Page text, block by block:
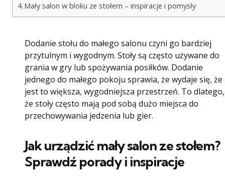
Mały salon w bloku ze stołem – inspiracje i pomysły
Dodanie stołu do małego salonu czyni go bardziej
przytulnym i wygodnym. Stoły są często używane do
grania w gry lub spożywania posiłków. Dodanie
jednego do małego pokoju sprawia, że ​​wydaje się, że
jest to większa, wygodniejsza przestrzeń. To dlatego,
że stoły często mają pod sobą dużo miejsca do
przechowywania jedzenia lub gier.
Jak urządzić mały salon ze stołem?
Sprawdź porady i inspiracje